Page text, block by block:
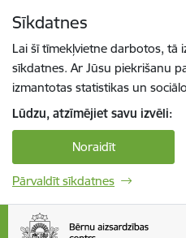
Sīkdatnes
Lai šī tīmekļvietne darbotos, tā
sīkdatnes. Ar Jūsu piekrišanu
izmantotas statistikas un
Lūdzu, atzīmējiet savu izvēli:
Noraidīt
Pārvaldīt sīkdatnes